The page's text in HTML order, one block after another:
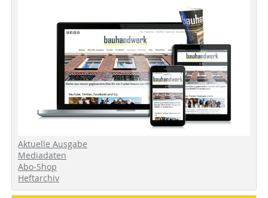
Aktuelle Ausgabe
Mediadaten
Abo-Shop
Heftarchiv